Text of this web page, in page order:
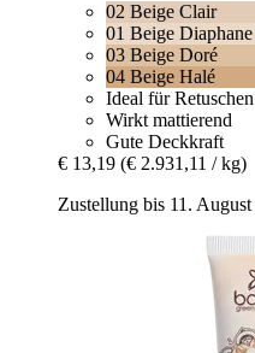
02 Beige Clair
01 Beige Diaphane
03 Beige Doré
04 Beige Halé
Ideal für Retuschen
Wirkt mattierend
Gute Deckkraft
€ 13,19 (€ 2.931,11 / kg)
Zustellung bis 11. August